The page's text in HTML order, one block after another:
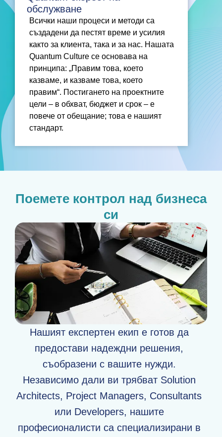
обслужване
Всички наши процеси и методи са
създадени да пестят време и усилия
както за клиента, така и за нас. Нашата
Quantum Culture се основава на
принципа: „Правим това, което
казваме, и казваме това, което
правим“. Постигането на проектните
цели – в обхват, бюджет и срок – е
повече от обещание; това е нашият
стандарт.
Поемете контрол над бизнеса
си
Нашият експертен екип е готов да
предостави надеждни решения,
съобразени с вашите нужди.
Независимо дали ви трябват Solution
Architects, Project Managers, Consultants
или Developers, нашите
професионалисти са специализирани в